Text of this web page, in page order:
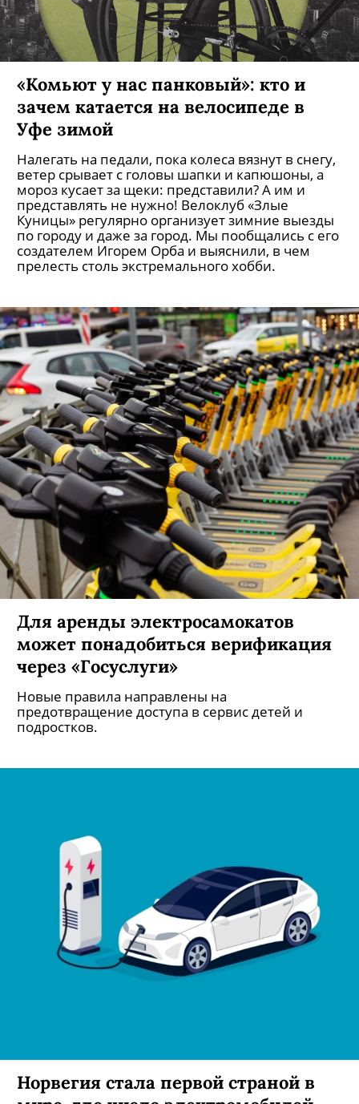
«Комьют у нас панковый»: кто и
зачем катается на велосипеде в
Уфе зимой
Налегать на педали, пока колеса вязнут в снегу,
ветер срывает с головы шапки и капюшоны, а
мороз кусает за щеки: представили? А им и
представлять не нужно! Велоклуб «Злые
Куницы» регулярно организует зимние выезды
по городу и даже за город. Мы пообщались с его
создателем Игорем Орба и выяснили, в чем
Для аренды электросамокатов
может понадобиться верификация
через «Госуслуги»
Новые правила направлены на
предотвращение доступа в сервис детей и
Норвегия стала первой страной в